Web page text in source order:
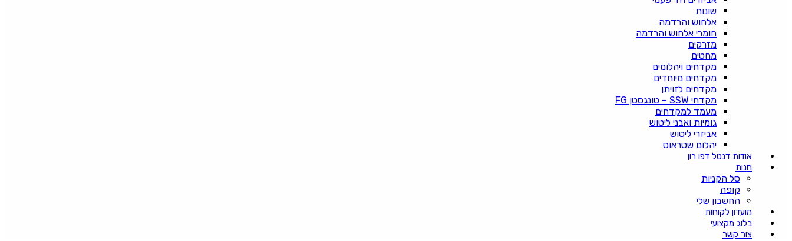
שונות
אלחוש והרדמה
חומרי אלחוש והרדמה
מזרקים
מחטים
מקדחים ויהלומים
מקדחים מיוחדים
מקדחים לזויתן
מקדחי SSW – טונגסטן FG
מעמד למקדחים
גומיות ואבני ליטוש
אביזרי ליטוש
יהלום שטראוס
אודות דנטל דפו רון
חנות
סל הקניות
קופה
החשבון שלי
מועדון לקוחות
בלוג מקצועי
צור קשר